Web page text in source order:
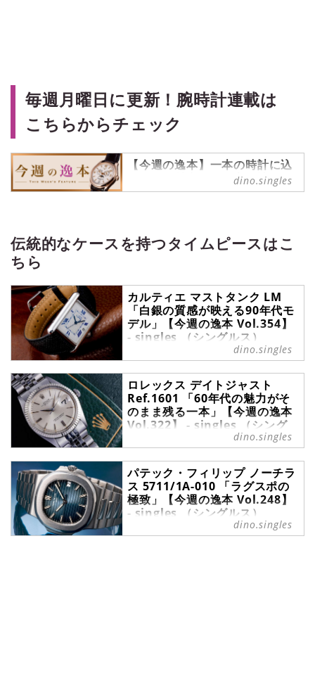
毎週月曜日に更新！腕時計連載は
こちらからチェック
【今週の逸本】一本の時計に込
められた魅力を、丁寧に読み解
く連載
を深掘り。デザインや構造、ディテ
ールの魅力に加え、スタッフのリア
dino.singles
伝統的なケースを持つタイムピースはこ
ちら
カルティエ マストタンク LM
「白銀の質感が映える90年代モ
デル」【今週の逸本 Vol.354】
- singles （シングルス）
今週の逸本｜カルティエ『マストタ
ンク LM』を、ブランド腕時計専門
店ムーンフェイズがご紹介。
dino.singles
ロレックス デイトジャスト
Ref.1601 「60年代の魅力がそ
のまま残る一本」【今週の逸本
Vol.322】 - singles （シング
今週の逸本｜ロレックス デイトジャ
スト Ref.1601（ アンティーク）。
オリジナル性、コンディション、付
属品と三拍子揃った完璧な個体を、
ブランド腕時計専門店ムーンフェイ
dino.singles
パテック・フィリップ ノーチラ
ス 5711/1A-010 「ラグスポの
極致」【今週の逸本 Vol.248】
- singles （シングルス）
フォーマルからインフォーマルま
dino.singles